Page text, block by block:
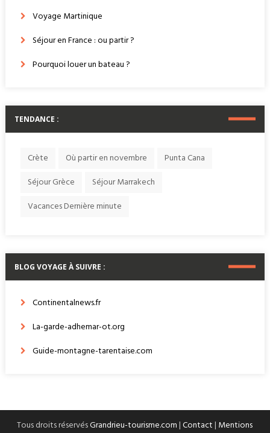
Voyage Martinique
Séjour en France : ou partir ?
Pourquoi louer un bateau ?
TENDANCE :
Crète Où partir en novembre
Punta Cana
Séjour Grèce
Séjour Marrakech
Vacances Dernière minute
BLOG VOYAGE À SUIVRE :
Continentalnews.fr
La-garde-adhemar-ot.org
Guide-montagne-tarentaise.com
Tous droits réservésGrandrieu-tourisme.com|Contact| Mentions